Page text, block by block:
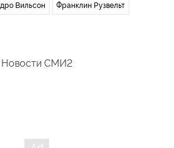
Вильсон Франклин Рузвельт
Новости СМИ2